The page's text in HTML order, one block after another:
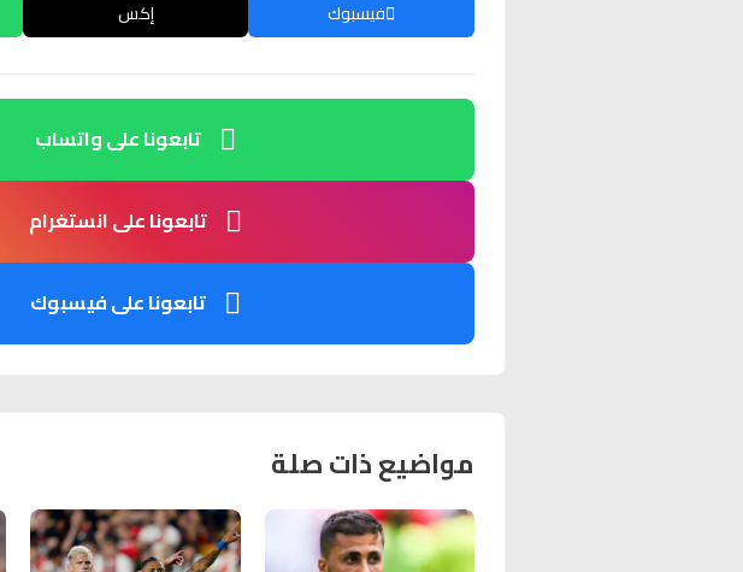
فيسبوك إكس
تابعونا على واتساب
تابعونا على انستغرام
تابعونا على فيسبوك
مواضيع ذات صلة